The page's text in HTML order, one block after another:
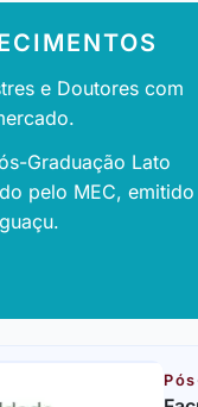
e Doutores com
Graduação Lato
pelo MEC, emitido